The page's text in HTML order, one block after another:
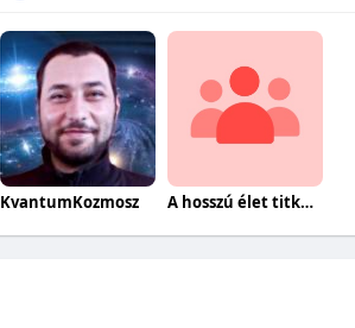
KvantumKozmosz A hosszú élet titkai egészségesen.